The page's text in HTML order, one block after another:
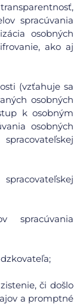
spracúvania
osobných
ako aj
(vzťahuje sa
osobných
k osobným
osobných
spracúvania
či došlo
a promptné